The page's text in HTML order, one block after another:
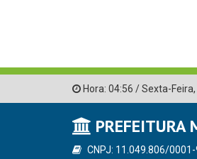
Hora: 04:56 /Sexta-Feira,
PREFEITURA
CNPJ: 11.049.806/